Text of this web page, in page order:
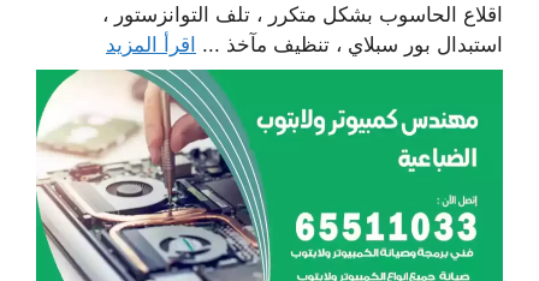
اقلاع الحاسوب بشكل متكرر ، تلف التوانزستور ،
استبدال بور سبلاي ، تنظيف مآخذ ... اقرأ المزيد